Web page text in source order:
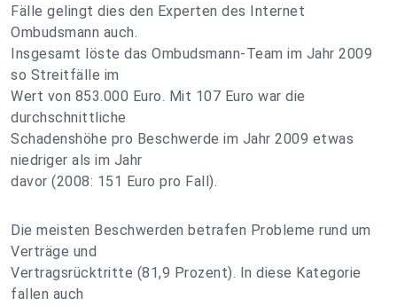
Fälle gelingt dies den Experten des Internet
Ombudsmann auch.
Insgesamt löste das Ombudsmann-Team im Jahr 2009
so Streitfälle im
Wert von 853.000 Euro. Mit 107 Euro war die
durchschnittliche
Schadenshöhe pro Beschwerde im Jahr 2009 etwas
niedriger als im Jahr
davor (2008: 151 Euro pro Fall).
Die meisten Beschwerden betrafen Probleme rund um
Verträge und
Vertragsrücktritte (81,9 Prozent). In diese Kategorie
fallen auch